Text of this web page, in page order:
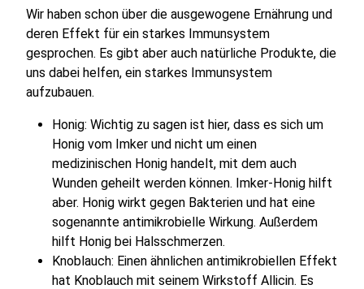
Wir haben schon über die ausgewogene Ernährung und
deren Effekt für ein starkes Immunsystem
gesprochen. Es gibt aber auch natürliche Produkte, die
uns dabei helfen, ein starkes Immunsystem
aufzubauen.
Honig: Wichtig zu sagen ist hier, dass es sich um
Honig vom Imker und nicht um einen
medizinischen Honig handelt, mit dem auch
Wunden geheilt werden können. Imker-Honig hilft
aber. Honig wirkt gegen Bakterien und hat eine
sogenannte antimikrobielle Wirkung. Außerdem
hilft Honig bei Halsschmerzen.
Knoblauch: Einen ähnlichen antimikrobiellen Effekt
hat Knoblauch mit seinem Wirkstoff Allicin. Es